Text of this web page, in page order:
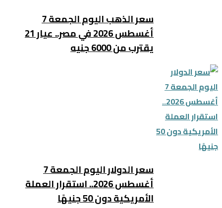
سعر الذهب اليوم الجمعة 7
أغسطس 2026 في مصر.. عيار 21
يقترب من 6000 جنيه
سعر الدولار اليوم الجمعة 7
أغسطس 2026.. استقرار العملة
الأمريكية دون 50 جنيهًا